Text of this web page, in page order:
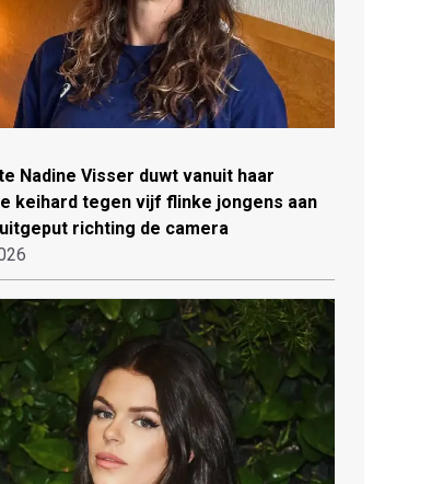
Nadine Visser duwt vanuit haar
keihard tegen vijf flinke jongens aan
richting de camera